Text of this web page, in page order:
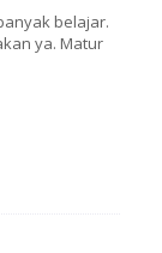
belajar.
ya. Matur